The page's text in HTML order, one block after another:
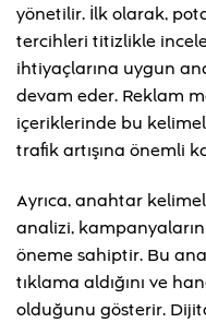
yönetilir. İlk olarak,
tercihleri titizlikle
ihtiyaçlarına uygun
devam eder. Reklam
içeriklerinde bu
trafik artışına önemli
Ayrıca, anahtar
analizi,
öneme sahiptir. Bu
tıklama aldığını ve
olduğunu gösterir.